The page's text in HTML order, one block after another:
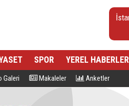
SPOR YEREL HABERLER
Galeri Makaleler Anketler